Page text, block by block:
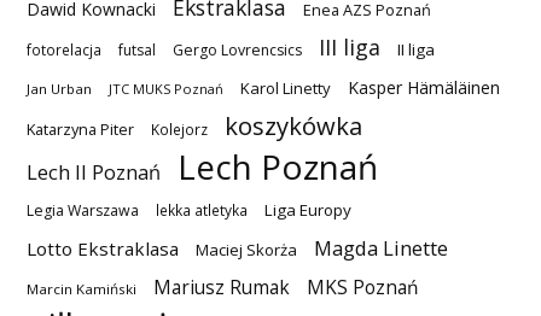
Dawid Kownacki Ekstraklasa Enea AZS Poznań
fotorelacja futsal Gergo Lovrencsics III liga II liga
Jan Urban JTC MUKS Poznań Karol Linetty Kasper Hämäläinen
Katarzyna Piter Kolejorz koszykówka
Lech II Poznań Lech Poznań
Legia Warszawa lekka atletyka Liga Europy
Lotto Ekstraklasa Maciej Skorża Magda Linette
Marcin Kamiński Mariusz Rumak MKS Poznań